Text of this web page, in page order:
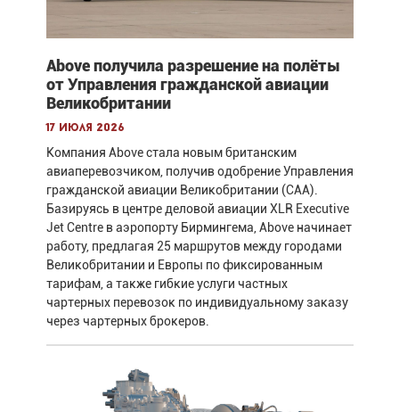
Above получила разрешение на полёты
от Управления гражданской авиации
Великобритании
17 июля 2026
Компания Above стала новым британским
авиаперевозчиком, получив одобрение Управления
гражданской авиации Великобритании (CAA).
Базируясь в центре деловой авиации XLR Executive
Jet Centre в аэропорту Бирмингема, Above начинает
работу, предлагая 25 маршрутов между городами
Великобритании и Европы по фиксированным
тарифам, а также гибкие услуги частных
чартерных перевозок по индивидуальному заказу
через чартерных брокеров.